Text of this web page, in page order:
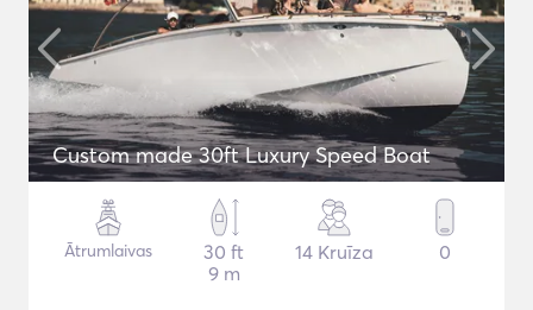
Custom made 30ft Luxury Speed Boat
Ātrumlaivas
30 ft
9 m
14 Kruīza 0